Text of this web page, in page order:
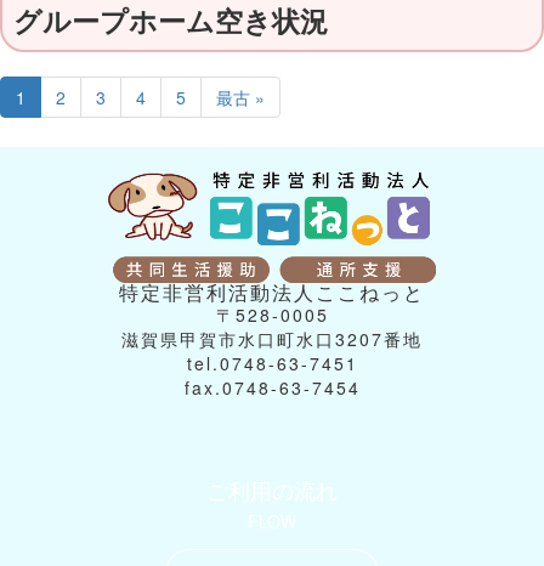
グループホーム空き状況
1 2 3 4 5 最古 »
特定非営利活動法人ここねっと
〒528-0005
滋賀県甲賀市水口町水口3207番地
tel.0748-63-7451
fax.0748-63-7454
ご利用の流れ
FLOW